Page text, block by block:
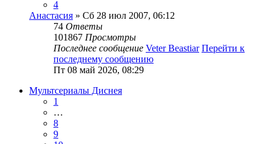
4
Анастасия » Сб 28 июл 2007, 06:12
74 Ответы
101867 Просмотры
Последнее сообщение Veter Beastiar Перейти к
последнему сообщению
Пт 08 май 2026, 08:29
Мультсериалы Диснея
1
…
8
9